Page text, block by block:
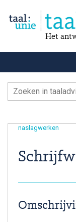
Het
naslagwerken